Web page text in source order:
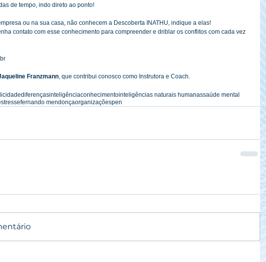
de tempo, indo direto ao ponto!
ou na sua casa, não conhecem a Descoberta INATHU, indique a elas!
contato com esse conhecimento para compreender e driblar os conflitos com cada vez
Franzmann, que contribui conosco como Instrutora e Coach.
diferençasinteligênciaconhecimentointeligências naturais humanassaúde mental
fernando mendonçaorganizaçõespen